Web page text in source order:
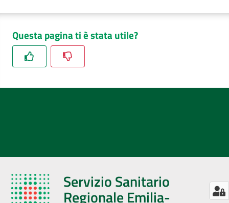
Questa pagina ti è stata utile?
Servizio Sanitario
Regionale Emilia-